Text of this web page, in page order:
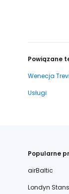
Powiązane
Wenecja
Usługi
Popularne
airBaltic
Londyn